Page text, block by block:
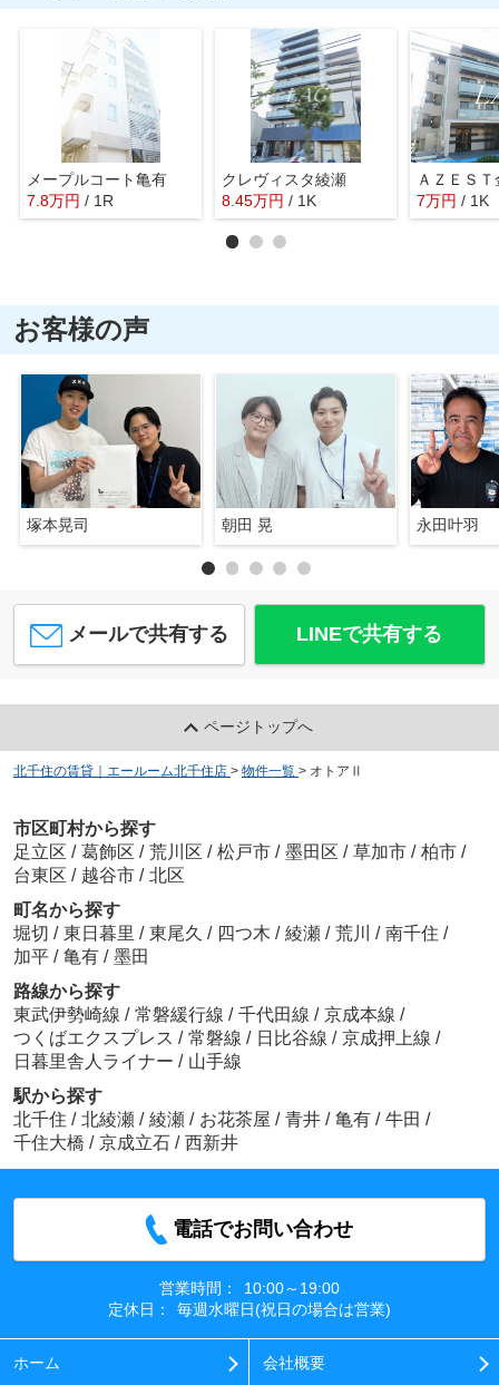
メープルコート亀有
7.8万円 / 1R
クレヴィスタ綾瀬
8.45万円 / 1K
ＡＺＥＳＴ
7万円 / 1K
お客様の声
塚本晃司 朝田 晃 永田叶羽
メールで共有する LINEで共有する
ページトップへ
北千住の賃貸｜エールーム北千住店 > 物件一覧 > オトアⅡ
市区町村から探す
足立区 / 葛飾区 / 荒川区 / 松戸市 / 墨田区 / 草加市 / 柏市 /
台東区 / 越谷市 / 北区
町名から探す
堀切 / 東日暮里 / 東尾久 / 四つ木 / 綾瀬 / 荒川 / 南千住 /
加平 / 亀有 / 墨田
路線から探す
東武伊勢崎線 / 常磐緩行線 / 千代田線 / 京成本線 /
つくばエクスプレス / 常磐線 / 日比谷線 / 京成押上線 /
日暮里舎人ライナー / 山手線
駅から探す
北千住 / 北綾瀬 / 綾瀬 / お花茶屋 / 青井 / 亀有 / 牛田 /
千住大橋 / 京成立石 / 西新井
電話でお問い合わせ
営業時間：
10:00～19:00
定休日：
毎週水曜日(祝日の場合は営業)
ホーム 会社概要